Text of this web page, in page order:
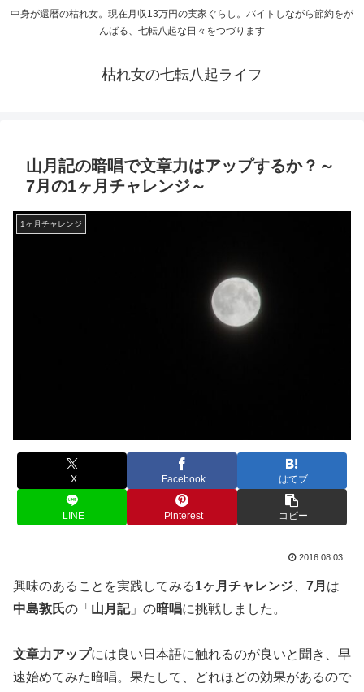
中身が還暦の枯れ女。現在月収13万円の実家ぐらし。バイトしながら節約をが
んばる、七転八起な日々をつづります
枯れ女の七転八起ライフ
山月記の暗唱で文章力はアップするか？～
7月の1ヶ月チャレンジ～
1ヶ月チャレンジ
X Facebook はてブ
LINE Pinterest コピー
2016.08.03
興味のあることを実践してみる1ヶ月チャレンジ 7月 は
中島敦氏の「 山月記」の暗唱に挑戦しました。
文章力アップには良い日本語に触れるのが良いと聞き、早
速始めてみた暗唱。果たして、どれほどの効果があるので